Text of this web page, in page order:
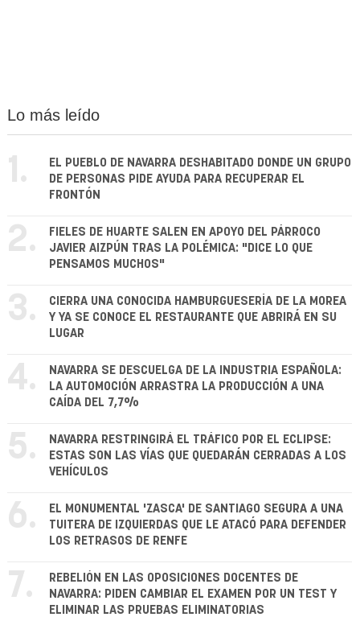
Lo más leído
1.
EL PUEBLO DE NAVARRA DESHABITADO DONDE UN GRUPO
DE PERSONAS PIDE AYUDA PARA RECUPERAR EL
FRONTÓN
2.
FIELES DE HUARTE SALEN EN APOYO DEL PÁRROCO
JAVIER AIZPÚN TRAS LA POLÉMICA: "DICE LO QUE
PENSAMOS MUCHOS"
3.
CIERRA UNA CONOCIDA HAMBURGUESERÍA DE LA MOREA
Y YA SE CONOCE EL RESTAURANTE QUE ABRIRÁ EN SU
LUGAR
4.
NAVARRA SE DESCUELGA DE LA INDUSTRIA ESPAÑOLA:
LA AUTOMOCIÓN ARRASTRA LA PRODUCCIÓN A UNA
CAÍDA DEL 7,7%
5.
NAVARRA RESTRINGIRÁ EL TRÁFICO POR EL ECLIPSE:
ESTAS SON LAS VÍAS QUE QUEDARÁN CERRADAS A LOS
VEHÍCULOS
6.
EL MONUMENTAL 'ZASCA' DE SANTIAGO SEGURA A UNA
TUITERA DE IZQUIERDAS QUE LE ATACÓ PARA DEFENDER
LOS RETRASOS DE RENFE
7.
REBELIÓN EN LAS OPOSICIONES DOCENTES DE
NAVARRA: PIDEN CAMBIAR EL EXAMEN POR UN TEST Y
ELIMINAR LAS PRUEBAS ELIMINATORIAS